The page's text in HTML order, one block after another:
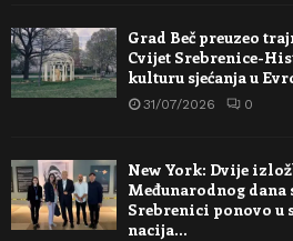
Grad Beč preuzeo
Cvijet Srebrenice-
kulturu sjećanja u
31/07/2026 0
New York: Dvije
Međunarodnog dana
Srebrenici ponovo u
nacija…